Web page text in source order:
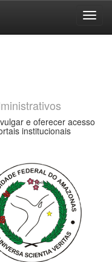
e oferecer acesso
institucionais